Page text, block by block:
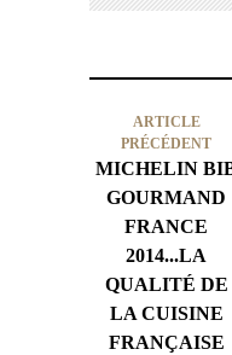
ARTICLE
PRÉCÉDENT
MICHELIN
GOURMAND
FRANCE
2014...LA
QUALITÉ DE
LA CUISINE
FRANÇAISE